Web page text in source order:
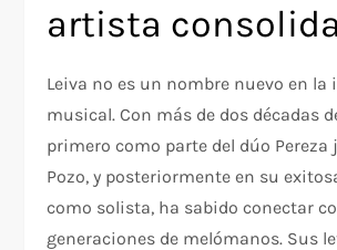
artista
Leiva no es un nombre nuevo en la
musical. Con más de dos décadas
primero como parte del dúo Pereza
Pozo, y posteriormente en su
como solista, ha sabido conectar
generaciones de melómanos. Sus